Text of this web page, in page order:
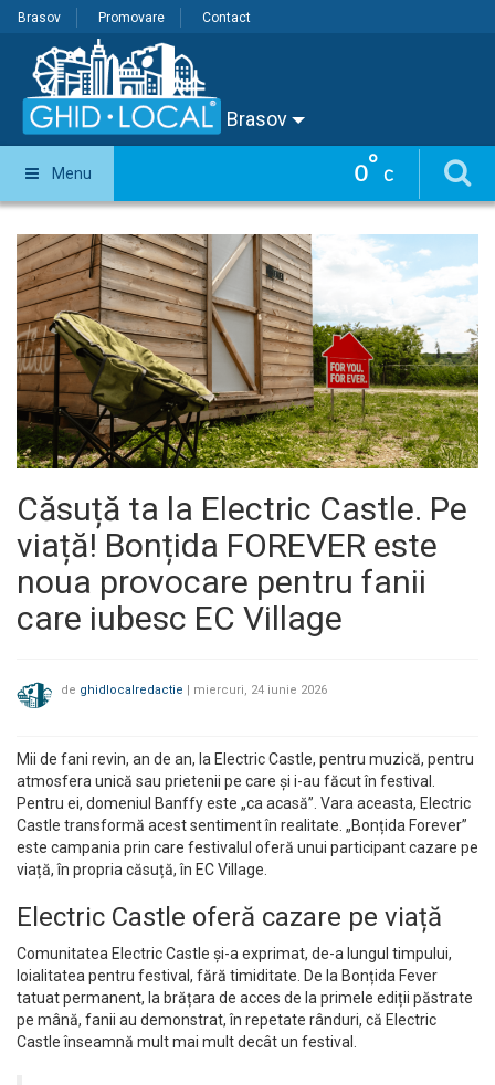
Brasov Promovare Contact
Brasov
0° C
Menu
Căsuță ta la Electric Castle. Pe
viață! Bonțida FOREVER este
noua provocare pentru fanii
care iubesc EC Village
de ghidlocalredactie | miercuri, 24 iunie 2026
Mii de fani revin, an de an, la Electric Castle, pentru muzică, pentru
atmosfera unică sau prietenii pe care și i-au făcut în festival.
Pentru ei, domeniul Banffy este „ca acasă”. Vara aceasta, Electric
Castle transformă acest sentiment în realitate. „Bonțida Forever”
este campania prin care festivalul oferă unui participant cazare pe
viață, în propria căsuță, în EC Village.
Electric Castle oferă cazare pe viață
Comunitatea Electric Castle și-a exprimat, de-a lungul timpului,
loialitatea pentru festival, fără timiditate. De la Bonțida Fever
tatuat permanent, la brățara de acces de la primele ediții păstrate
pe mână, fanii au demonstrat, în repetate rânduri, că Electric
Castle înseamnă mult mai mult decât un festival.